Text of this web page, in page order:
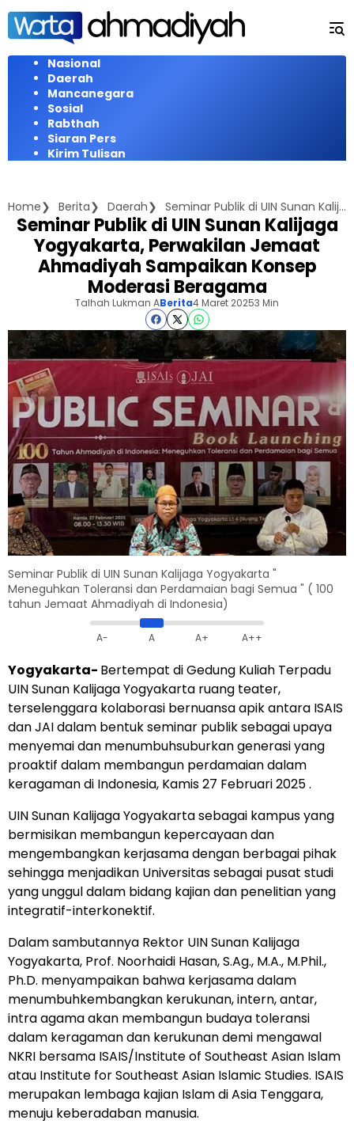
Langsung
konten
Nasional
Daerah
Mancanegara
Sosial
Rabthah
Siaran Pers
Kirim Tulisan
Home Berita Daerah Seminar Publik di UIN Sunan Kalijaga Yogyakarta, Perwakilan Jemaat Ahmadiyah Sampaikan Konsep Moderasi Beragama
Seminar Publik di UIN Sunan Kalijaga
Yogyakarta, Perwakilan Jemaat
Ahmadiyah Sampaikan Konsep
Moderasi Beragama
Talhah Lukman ABerita4 Maret 20253 Min
Seminar Publik di UIN Sunan Kalijaga Yogyakarta "
Meneguhkan Toleransi dan Perdamaian bagi Semua " ( 100
tahun Jemaat Ahmadiyah di Indonesia)
A- A A+ A++
Yogyakarta- Bertempat di Gedung Kuliah Terpadu
UIN Sunan Kalijaga Yogyakarta ruang teater,
terselenggara kolaborasi bernuansa apik antara ISAIS
dan JAI dalam bentuk seminar publik sebagai upaya
menyemai dan menumbuhsuburkan generasi yang
proaktif dalam membangun perdamaian dalam
keragaman di Indonesia, Kamis 27 Februari 2025 .
UIN Sunan Kalijaga Yogyakarta sebagai kampus yang
bermisikan membangun kepercayaan dan
mengembangkan kerjasama dengan berbagai pihak
sehingga menjadikan Universitas sebagai pusat studi
yang unggul dalam bidang kajian dan penelitian yang
integratif-interkonektif.
Dalam sambutannya Rektor UIN Sunan Kalijaga
Yogyakarta, Prof. Noorhaidi Hasan, S.Ag., M.A., M.Phil.,
Ph.D. menyampaikan bahwa kerjasama dalam
menumbuhkembangkan kerukunan, intern, antar,
intra agama akan membangun budaya toleransi
dalam keragaman dan kerukunan demi mengawal
NKRI bersama ISAIS/Institute of Southeast Asian Islam
atau Institute for Southeast Asian Islamic Studies. ISAIS
merupakan lembaga kajian Islam di Asia Tenggara,
menuju keberadaban manusia.